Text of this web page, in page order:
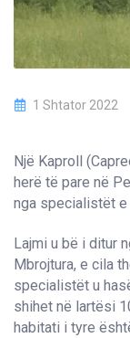
1 Shtator 2022
Një Kaproll
herë të pare në
nga specialistët e
Lajmi u bë i ditur
Mbrojtura, e cila
specialistët u
shihet në lartësi
habitati i tyre